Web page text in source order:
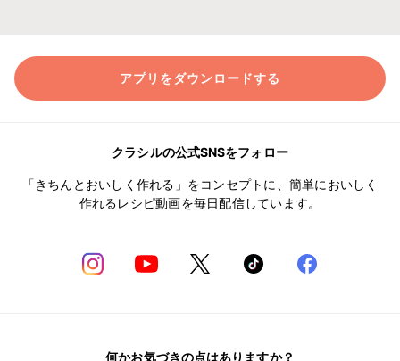
アプリをダウンロードする
クラシルの公式SNSをフォロー
「きちんとおいしく作れる」をコンセプトに、簡単においしく
作れるレシピ動画を毎日配信しています。
何かお気づきの点はありますか？